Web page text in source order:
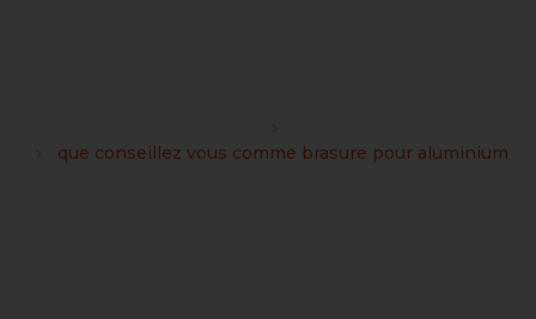
que conseillez vous comme brasure pour aluminium